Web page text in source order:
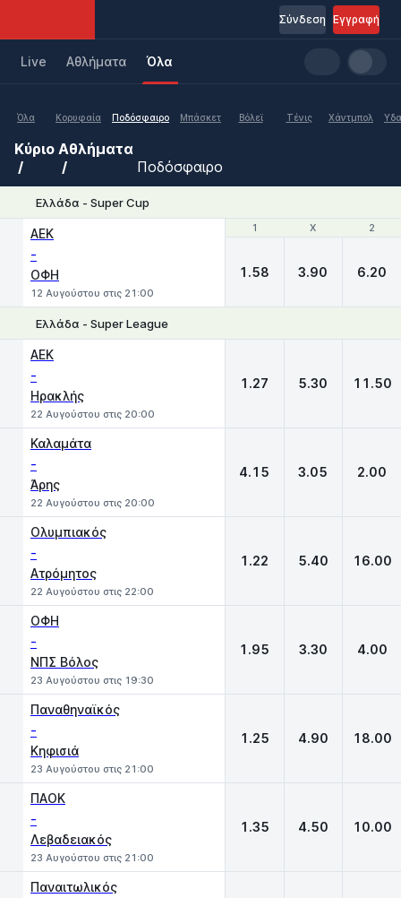
Εγγραφή
Σύνδεση
Live Aθλήματα Όλα
Όλα Κορυφαία Ποδόσφαιρο Μπάσκετ Βόλεϊ Τένις Χάντμπολ
Κύριο Αθλήματα
Ποδόσφαιρο
Ελλάδα - Super Cup
1 X 2
ΑΕΚ
-
ΟΦΗ
12 Αυγούστου στις 21:00
1 X 2
1.58 3.90 6.20
Ελλάδα - Super League
ΑΕΚ
-
Ηρακλής
22 Αυγούστου στις 20:00
1.27 5.30 11.50
Καλαμάτα
-
Άρης
22 Αυγούστου στις 20:00
4.15 3.05 2.00
Ολυμπιακός
-
Ατρόμητος
22 Αυγούστου στις 22:00
1.22 5.40 16.00
ΟΦΗ
-
ΝΠΣ Βόλος
23 Αυγούστου στις 19:30
1.95 3.30 4.00
Παναθηναϊκός
-
Κηφισιά
23 Αυγούστου στις 21:00
1.25 4.90 18.00
ΠΑΟΚ
-
Λεβαδειακός
23 Αυγούστου στις 21:00
1.35 4.50 10.00
Παναιτωλικός